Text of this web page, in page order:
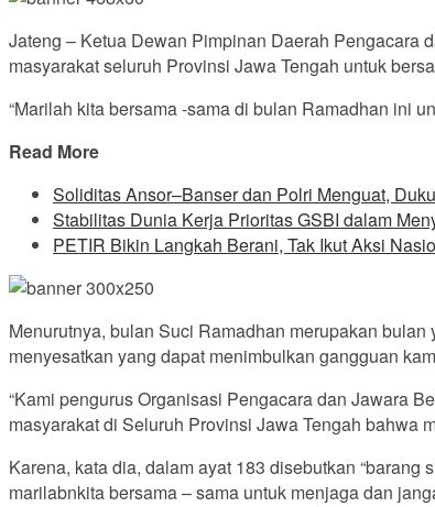
Jateng – Ketua Dewan Pimpinan Daerah Pengacara
masyarakat seluruh Provinsi Jawa Tengah untuk
“Marilah kita bersama -sama di bulan Ramadhan ini
Read More
Soliditas Ansor–Banser dan Polri Menguat,
Stabilitas Dunia Kerja Prioritas GSBI dalam
PETIR Bikin Langkah Berani, Tak Ikut Aksi
Menurutnya, bulan Suci Ramadhan merupakan
menyesatkan yang dapat menimbulkan gangguan
“Kami pengurus Organisasi Pengacara dan Jawara
masyarakat di Seluruh Provinsi Jawa Tengah bahwa
Karena, kata dia, dalam ayat 183 disebutkan
marilabnkita bersama – sama untuk menjaga dan